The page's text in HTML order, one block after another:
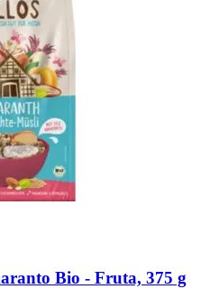
Bio -​ Fruta, 375 g